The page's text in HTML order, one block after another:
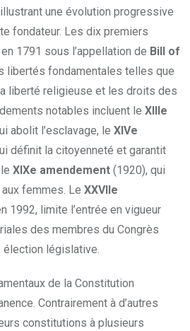
une évolution progressive
fondateur. Les dix premiers
1791 sous l’appellation de Bill of
libertés fondamentales telles que
liberté religieuse et les droits des
notables incluent le XIIIe
abolit l’esclavage, le XIVe
définit la citoyenneté et garantit
XIXe amendement (1920), qui
femmes. Le XXVIIe
1992, limite l’entrée en vigueur
des membres du Congrès
élection législative.
de la Constitution
Contrairement à d’autres
constitutions à plusieurs